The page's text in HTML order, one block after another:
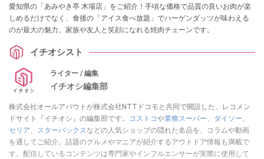
愛知県の「あみやき亭 木場店」をご紹介！手頃な価格で品質の良いお肉が楽
しめるだけでなく、食後の「アイス食べ放題」でハーゲンダッツが味わえる
のが最大の魅力。家族や友人と笑顔になれる焼肉チェーンです。
イチオシスト
ライター / 編集
イチオシ編集部
株式会社オールアバウトが株式会社NTTドコモと共同で開設した、レコメン
ドサイト『イチオシ』の編集部です。
コストコや業務スーパー、 ダイソー、
セリア、 スターバックスなどの人気ショップの隠れた名品を、コラムや動画
を通してご紹介。話題のグルメやマニアが紹介するアウトドア情報も満載で
す。配信しているコンテンツは専門家やインフルエンサーが実際に使用して